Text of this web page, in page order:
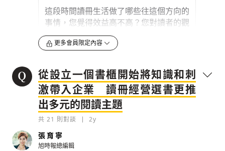
這段時間讀冊生活做了哪些往這個方向的
事情，您覺得效益高不高？您對讀者的觀
察是什麼？
檢舉留言
更多會員限定內容
從設立一個書櫃開始將知識和刺
激帶入企業 讀冊經營選書更推
出多元的閱讀主題
共 21 則對談 2y
張育寧
旭時報總編輯